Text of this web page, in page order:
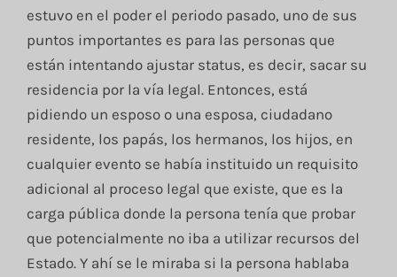
estuvo en el poder el periodo pasado, uno de sus
puntos importantes es para las personas que
están intentando ajustar status, es decir, sacar su
residencia por la vía legal. Entonces, está
pidiendo un esposo o una esposa, ciudadano
residente, los papás, los hermanos, los hijos, en
cualquier evento se había instituido un requisito
adicional al proceso legal que existe, que es la
carga pública donde la persona tenía que probar
que potencialmente no iba a utilizar recursos del
Estado. Y ahí se le miraba si la persona hablaba